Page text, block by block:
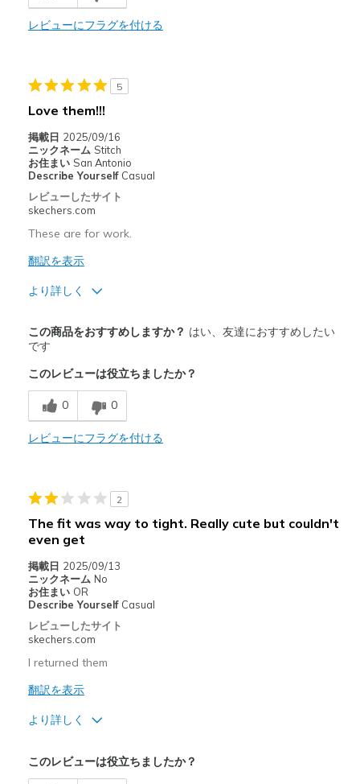
Inflexible
Width
Sizing
レビューにフラグを付ける
5
Love them!!!
掲載日 2025/09/16
ニックネーム Stitch
お住まい San Antonio
Describe Yourself Casual
レビューしたサイト
skechers.com
These are for work.
翻訳を表示
より詳しく
Comfortable
Stylish
以下に最適
Work
Sizing
Feels true to size
View On Shoes
I'm Into Shoes
この商品をおすすめしますか？ はい、友達におすすめしたい
です
このレビューは役立ちましたか？
0 0
レビューにフラグを付ける
2
The fit was way to tight. Really cute but couldn't
even get
掲載日 2025/09/13
ニックネーム No
お住まい OR
Describe Yourself Casual
レビューしたサイト
skechers.com
I returned them
翻訳を表示
より詳しく
このレビューは役立ちましたか？